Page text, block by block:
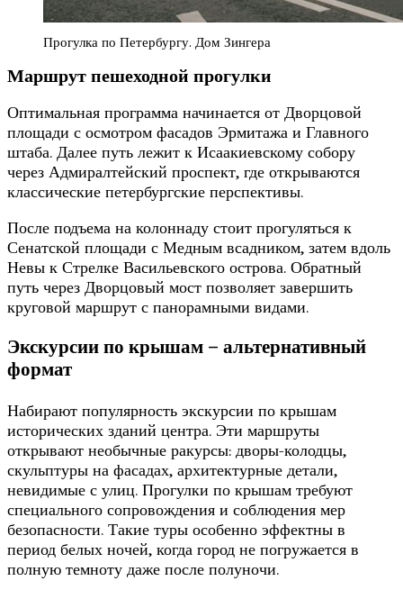
Прогулка по Петербургу. Дом Зингера
Маршрут пешеходной прогулки
Оптимальная программа начинается от Дворцовой
площади с осмотром фасадов Эрмитажа и Главного
штаба. Далее путь лежит к Исаакиевскому собору
через Адмиралтейский проспект, где открываются
классические петербургские перспективы.
После подъема на колоннаду стоит прогуляться к
Сенатской площади с Медным всадником, затем вдоль
Невы к Стрелке Васильевского острова. Обратный
путь через Дворцовый мост позволяет завершить
круговой маршрут с панорамными видами.
Экскурсии по крышам – альтернативный
формат
Набирают популярность экскурсии по крышам
исторических зданий центра. Эти маршруты
открывают необычные ракурсы: дворы-колодцы,
скульптуры на фасадах, архитектурные детали,
невидимые с улиц. Прогулки по крышам требуют
специального сопровождения и соблюдения мер
безопасности. Такие туры особенно эффектны в
период белых ночей, когда город не погружается в
полную темноту даже после полуночи.